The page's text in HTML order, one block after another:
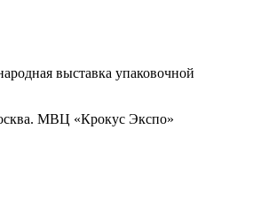
выставка упаковочной
МВЦ «Крокус Экспо»